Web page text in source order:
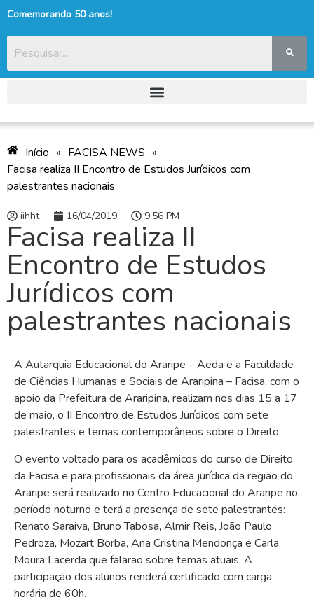
Comemorando 50 anos!
Início » FACISA NEWS »
Facisa realiza II Encontro de Estudos Jurídicos com
palestrantes nacionais
iihht 16/04/2019 9:56 PM
Facisa realiza II
Encontro de Estudos
Jurídicos com
palestrantes nacionais
A Autarquia Educacional do Araripe – Aeda e a Faculdade
de Ciências Humanas e Sociais de Araripina – Facisa, com o
apoio da Prefeitura de Araripina, realizam nos dias 15 a 17
de maio, o II Encontro de Estudos Jurídicos com sete
palestrantes e temas contemporâneos sobre o Direito.
O evento voltado para os acadêmicos do curso de Direito
da Facisa e para profissionais da área jurídica da região do
Araripe será realizado no Centro Educacional do Araripe no
período noturno e terá a presença de sete palestrantes:
Renato Saraiva, Bruno Tabosa, Almir Reis, João Paulo
Pedroza, Mozart Borba, Ana Cristina Mendonça e Carla
Moura Lacerda que falarão sobre temas atuais. A
participação dos alunos renderá certificado com carga
horária de 60h.